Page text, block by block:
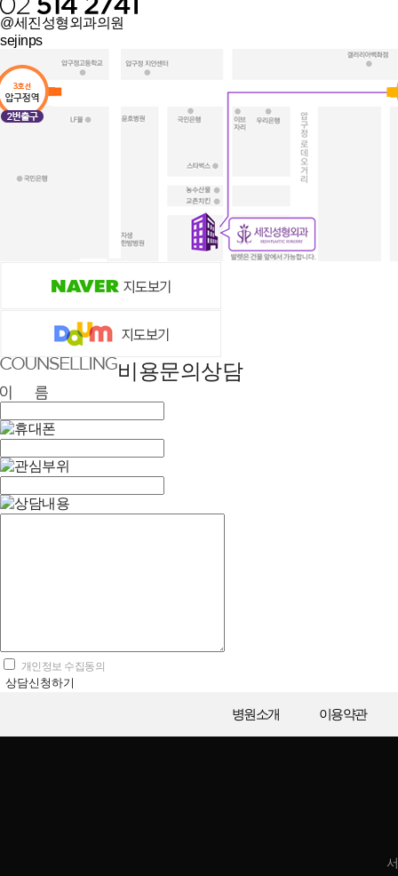
@세진성형외과의원
sejinps
비용문의상담
개인정보 수집동의
상담신청하기
병원소개 이용약관